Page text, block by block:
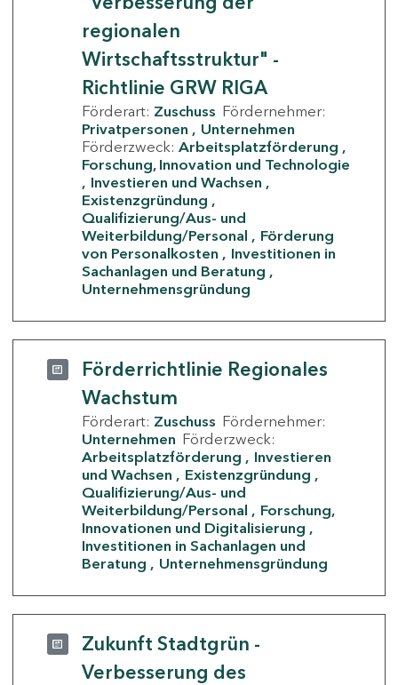
regionalen
Wirtschaftsstruktur" -
Richtlinie GRW RIGA
Förderart: Zuschuss Fördernehmer:
Privatpersonen
Unternehmen
Förderzweck: Arbeitsplatzförderung
Forschung, Innovation und Technologie
Investieren und Wachsen
Existenzgründung
Qualifizierung/Aus- und
Weiterbildung/Personal
Förderung
von Personalkosten
Investitionen in
Sachanlagen und Beratung
Unternehmensgründung
Förderrichtlinie Regionales
Wachstum
Förderart: Zuschuss Fördernehmer:
Unternehmen Förderzweck:
Arbeitsplatzförderung
Investieren
und Wachsen
Existenzgründung
Qualifizierung/Aus- und
Weiterbildung/Personal
Forschung,
Innovationen und Digitalisierung
Investitionen in Sachanlagen und
Beratung
Unternehmensgründung
Zukunft Stadtgrün -
Verbesserung des